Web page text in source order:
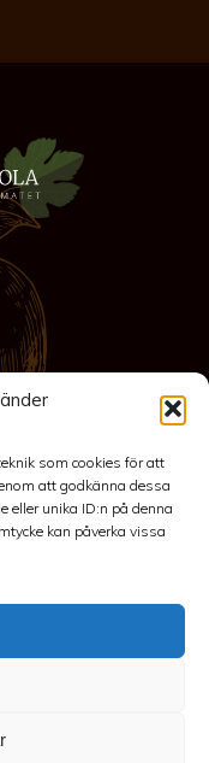
som cookies för att
att godkänna dessa
eller unika ID:n på denna
kan påverka vissa